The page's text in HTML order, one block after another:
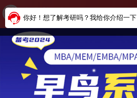
你好！想了解考研吗？我给你介绍一下